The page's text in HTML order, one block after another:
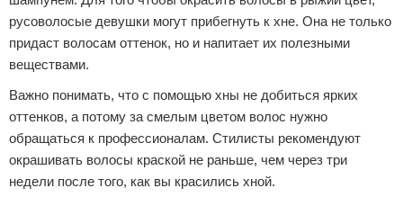
русоволосые девушки могут прибегнуть к хне. Она не только
придаст волосам оттенок, но и напитает их полезными
веществами.
Важно понимать, что с помощью хны не добиться ярких
оттенков, а потому за смелым цветом волос нужно
обращаться к профессионалам. Стилисты рекомендуют
окрашивать волосы краской не раньше, чем через три
недели после того, как вы красились хной.